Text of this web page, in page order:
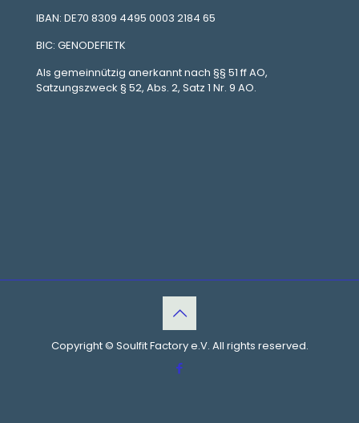
IBAN: DE70 8309 4495 0003 2184 65
BIC: GENODEF1ETK
Als gemeinnützig anerkannt nach §§ 51 ff AO,
Satzungszweck § 52, Abs. 2, Satz 1 Nr. 9 AO.
Copyright © Soulfit Factory e.V. All rights reserved.